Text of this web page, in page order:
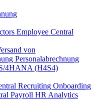
Employee Central
von
Personalabrechnung
4HANA (H4S4)
Recruiting Onboarding
Payroll HR Analytics